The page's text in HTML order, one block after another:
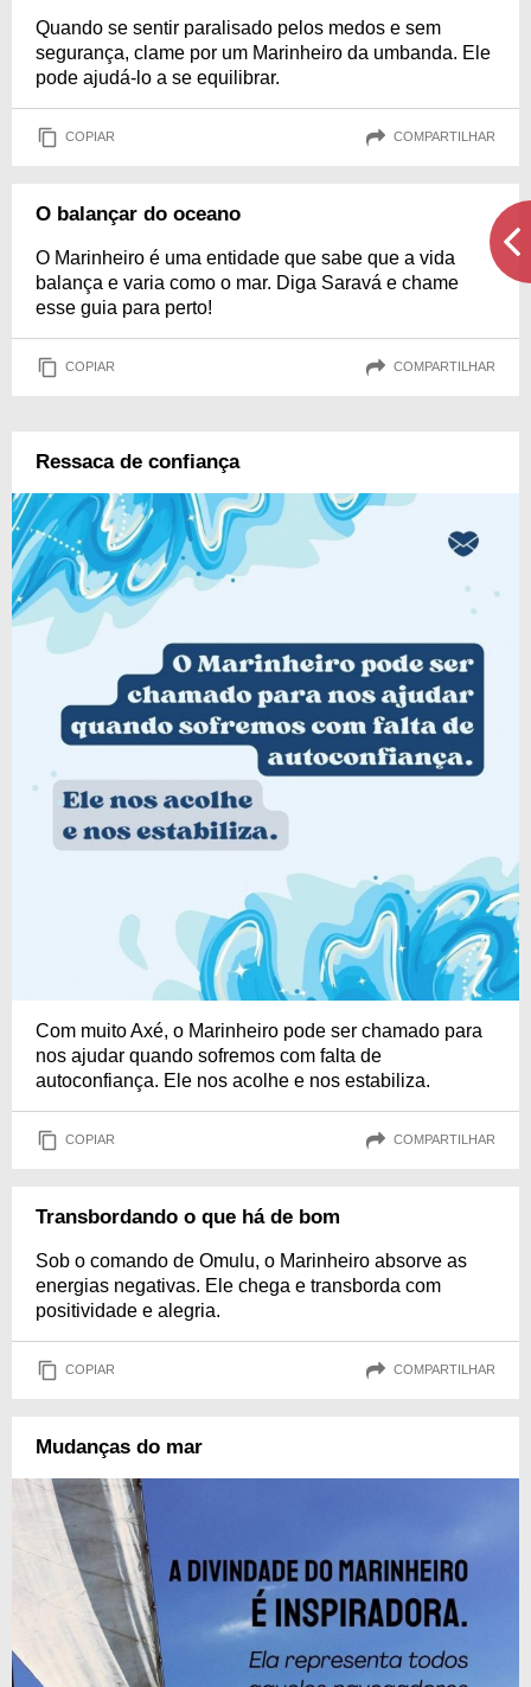
Quando se sentir paralisado pelos medos e sem
segurança, clame por um Marinheiro da umbanda. Ele
pode ajudá-lo a se equilibrar.
COPIAR COMPARTILHAR
O balançar do oceano
O Marinheiro é uma entidade que sabe que a vida
balança e varia como o mar. Diga Saravá e chame
esse guia para perto!
COPIAR COMPARTILHAR
Ressaca de confiança
Com muito Axé, o Marinheiro pode ser chamado para
nos ajudar quando sofremos com falta de
autoconfiança. Ele nos acolhe e nos estabiliza.
COPIAR COMPARTILHAR
Transbordando o que há de bom
Sob o comando de Omulu, o Marinheiro absorve as
energias negativas. Ele chega e transborda com
positividade e alegria.
COPIAR COMPARTILHAR
Mudanças do mar